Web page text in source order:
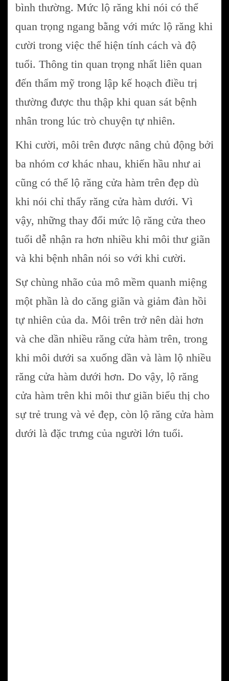
bình thường. Mức lộ răng khi nói có thể
quan trọng ngang bằng với mức lộ răng khi
cười trong việc thể hiện tính cách và độ
tuổi. Thông tin quan trọng nhất liên quan
đến thẩm mỹ trong lập kế hoạch điều trị
thường được thu thập khi quan sát bệnh
nhân trong lúc trò chuyện tự nhiên.
Khi cười, môi trên được nâng chủ động bởi
ba nhóm cơ khác nhau, khiến hầu như ai
cũng có thể lộ răng cửa hàm trên đẹp dù
khi nói chỉ thấy răng cửa hàm dưới. Vì
vậy, những thay đổi mức lộ răng cửa theo
tuổi dễ nhận ra hơn nhiều khi môi thư giãn
và khi bệnh nhân nói so với khi cười.
Sự chùng nhão của mô mềm quanh miệng
một phần là do căng giãn và giảm đàn hồi
tự nhiên của da. Môi trên trở nên dài hơn
và che dần nhiều răng cửa hàm trên, trong
khi môi dưới sa xuống dần và làm lộ nhiều
răng cửa hàm dưới hơn. Do vậy, lộ răng
cửa hàm trên khi môi thư giãn biểu thị cho
sự trẻ trung và vẻ đẹp, còn lộ răng cửa hàm
dưới là đặc trưng của người lớn tuổi.